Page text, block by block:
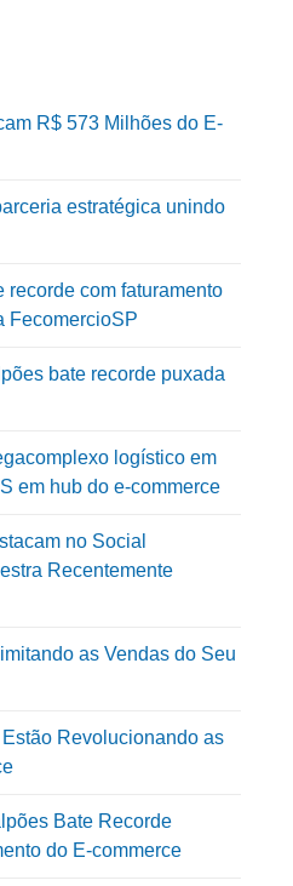
R$ 573 Milhões do E-
estratégica unindo
recorde com faturamento
FecomercioSP
bate recorde puxada
logístico em
em hub do e-commerce
no Social
Recentemente
as Vendas do Seu
Revolucionando as
Bate Recorde
do E-commerce